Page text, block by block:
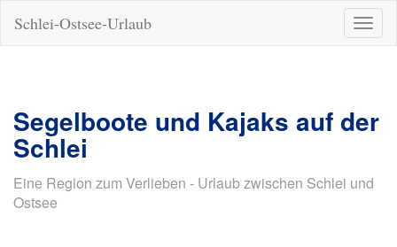
ein-/
Schlei-Ostsee-Urlaub
Segelboote und Kajaks auf der
Schlei
Eine Region zum Verlieben - Urlaub zwischen Schlei und
Ostsee